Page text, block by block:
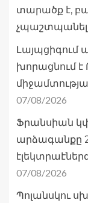
տարածք է,
Լայպցիգում
խորացնում է
07/08/2026
Ֆրանսիան
արձագանքը
07/08/2026
Պոլանսկու